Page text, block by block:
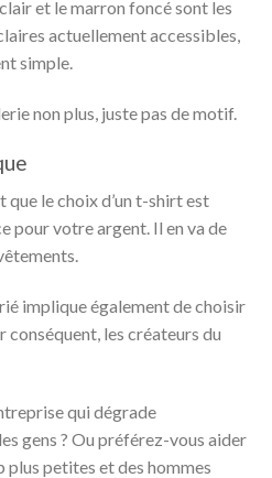
et le marron foncé sont les
actuellement accessibles,
simple.
non plus, juste pas de motif.
que le choix d’un t-shirt est
pour votre argent. Il en va de
implique également de choisir
conséquent, les créateurs du
qui dégrade
gens ? Ou préférez-vous aider
petites et des hommes